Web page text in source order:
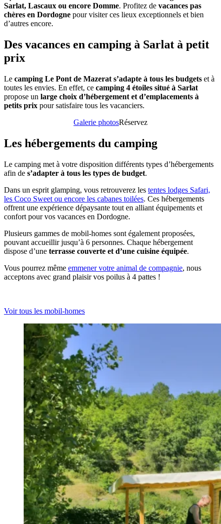
Sarlat, Lascaux ou encore Domme. Profitez de vacances pas
chères en Dordogne pour visiter ces lieux exceptionnels et bien
d’autres encore.
Des vacances en camping à Sarlat à petit
prix
Le camping Le Pont de Mazerat s’adapte à tous les budgets et à
toutes les envies. En effet, ce camping 4 étoiles situé à Sarlat
propose un large choix d’hébergement et d’emplacements à
petits prix pour satisfaire tous les vacanciers.
Galerie photosRéservez
Les hébergements du camping
Le camping met à votre disposition différents types d’hébergements
afin de s’adapter à tous les types de budget.
Dans un esprit glamping, vous retrouverez les tentes lodges Safari,
les Coco Sweet ou encore les cabanes toilées. Ces hébergements
offrent une expérience dépaysante tout en alliant équipements et
confort pour vos vacances en Dordogne.
Plusieurs gammes de mobil-homes sont également proposées,
pouvant accueillir jusqu’à 6 personnes. Chaque hébergement
dispose d’une terrasse couverte et d’une cuisine équipée.
Vous pourrez même emmener votre animal de compagnie, nous
acceptons avec grand plaisir vos poilus à 4 pattes !
Voir tous les mobil-homes